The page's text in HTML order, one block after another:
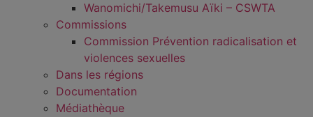
Wanomichi/Takemusu Aïki – CSWTA
Commissions
Commission Prévention radicalisation et
violences sexuelles
Dans les régions
Documentation
Médiathèque